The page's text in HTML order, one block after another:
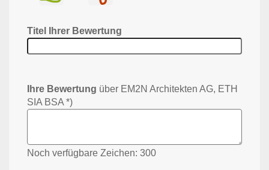
Titel Ihrer Bewertung
Ihre Bewertung über EM2N Architekten AG, ETH
SIA BSA *)
Noch verfügbare Zeichen: 300